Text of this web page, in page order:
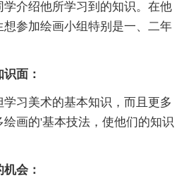
介绍他所学习到的知识。在他
参加绘画小组特别是一、二年
面：
习美术的基本知识，而且更多
画的'基本技法，使他们的知识
会：